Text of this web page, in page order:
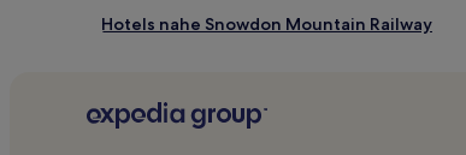
ändern.
Bedingungen
Hotels nahe Snowdon Mountain Railway
Hotels nahe Denbigh Castle